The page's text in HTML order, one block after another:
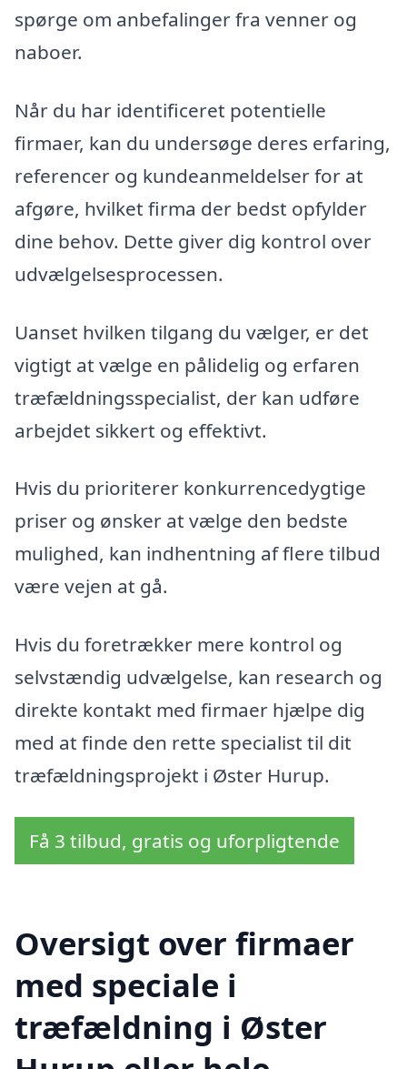
spørge om anbefalinger fra venner og
naboer.
Når du har identificeret potentielle
firmaer, kan du undersøge deres erfaring,
referencer og kundeanmeldelser for at
afgøre, hvilket firma der bedst opfylder
dine behov. Dette giver dig kontrol over
udvælgelsesprocessen.
Uanset hvilken tilgang du vælger, er det
vigtigt at vælge en pålidelig og erfaren
træfældningsspecialist, der kan udføre
arbejdet sikkert og effektivt.
Hvis du prioriterer konkurrencedygtige
priser og ønsker at vælge den bedste
mulighed, kan indhentning af flere tilbud
være vejen at gå.
Hvis du foretrækker mere kontrol og
selvstændig udvælgelse, kan research og
direkte kontakt med firmaer hjælpe dig
med at finde den rette specialist til dit
træfældningsprojekt i Øster Hurup.
Få 3 tilbud, gratis og uforpligtende
Oversigt over firmaer
med speciale i
træfældning i Øster